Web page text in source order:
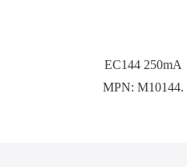
EC144 250mA
MPN:M10144.